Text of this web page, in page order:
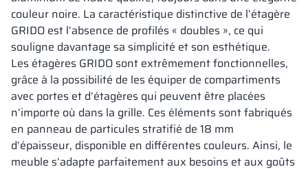
couleur noire. La caractéristique distinctive de l’étagère
GRIDO est l’absence de profilés « doubles », ce qui
souligne davantage sa simplicité et son esthétique.
Les étagères GRIDO sont extrêmement fonctionnelles,
grâce à la possibilité de les équiper de compartiments
avec portes et d’étagères qui peuvent être placées
n’importe où dans la grille. Ces éléments sont fabriqués
en panneau de particules stratifié de 18 mm
d’épaisseur, disponible en différentes couleurs. Ainsi, le
meuble s’adapte parfaitement aux besoins et aux goûts